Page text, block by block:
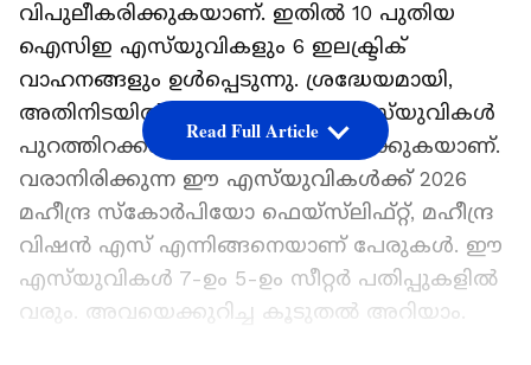
വിപുലീകരിക്കുകയാണ്. ഇതിൽ 10 പുതിയ
ഐസിഇ എസ്‌യുവികളും 6 ഇലക്ട്രിക്
വാഹനങ്ങളും ഉൾപ്പെടുന്നു. ശ്രദ്ധേയമായി,
അതിനിടയിൽ രണ്ട് ശക്തമായ എസ്‌യുവികൾ
പുറത്തിറക്കാൻ കമ്പനി തയ്യാറെടുക്കുകയാണ്.
വരാനിരിക്കുന്ന ഈ എസ്‌യുവികൾക്ക് 2026
മഹീന്ദ്ര സ്കോർപിയോ ഫെയ്‌സ്‌ലിഫ്റ്റ്, മഹീന്ദ്ര
വിഷൻ എസ് എന്നിങ്ങനെയാണ് പേരുകൾ. ഈ
എസ്‌യുവികൾ 7-ഉം 5-ഉം സീറ്റർ പതിപ്പുകളിൽ
വരും. അവയെക്കുറിച്ച കൂടുതൽ അറിയാം.
Read Full Article